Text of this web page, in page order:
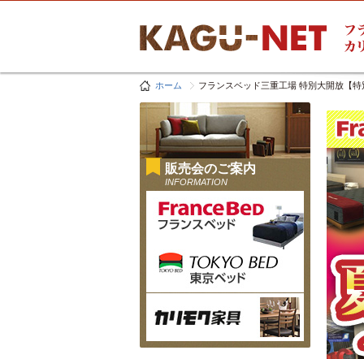
ホーム フランスベッド三重工場 特別大開放【
販売会のご案内
INFORMATION